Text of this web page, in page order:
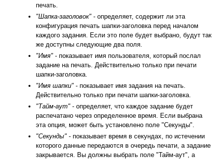
печать.
"Шапка-заголовок" - определяет, содержит ли эта
конфигурация печать шапки-заголовка перед началом
каждого задания. Если это поле будет выбрано, будут так
же доступны следующие два поля.
"Имя" - показывает имя пользователя, который послал
задание на печать. Действительно только при печати
шапки-заголовка.
"Имя шапки" - показывает имя задания на печать.
Действительно только при печати шапки-заголовка.
"Тайм-аут" - определяет, что каждое задание будет
распечатано через определенное время. Если выбрана
эта опция, может быть установлено поле "Секунды".
"Секунды" - показывает время в секундах, по истечении
которого данные передаются в очередь печати, а задание
закрывается. Вы должны выбрать поле "Тайм-аут", а